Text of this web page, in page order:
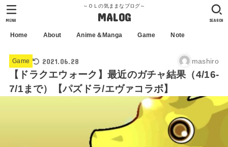
～ＯＬの気ままなブログ～
MALOG
Home About Anime＆Manga Game Note
SEARCH
MENU
Game 2021.06.28 mashiro
【ドラクエウォーク】最近のガチャ結果（4/16-
7/1まで）【パズドラ/エヴァコラボ】